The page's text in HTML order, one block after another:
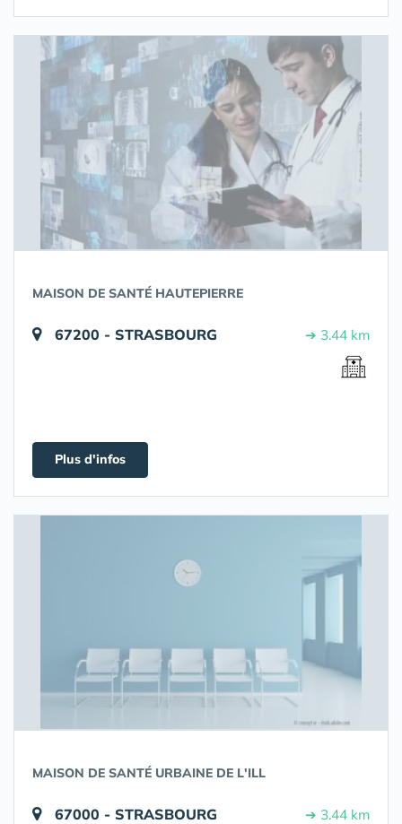
MAISON DE SANTÉ HAUTEPIERRE
67200 - STRASBOURG ➔ 3.44 km
Plus d'infos
MAISON DE SANTÉ URBAINE DE L'ILL
67000 - STRASBOURG ➔ 3.44 km